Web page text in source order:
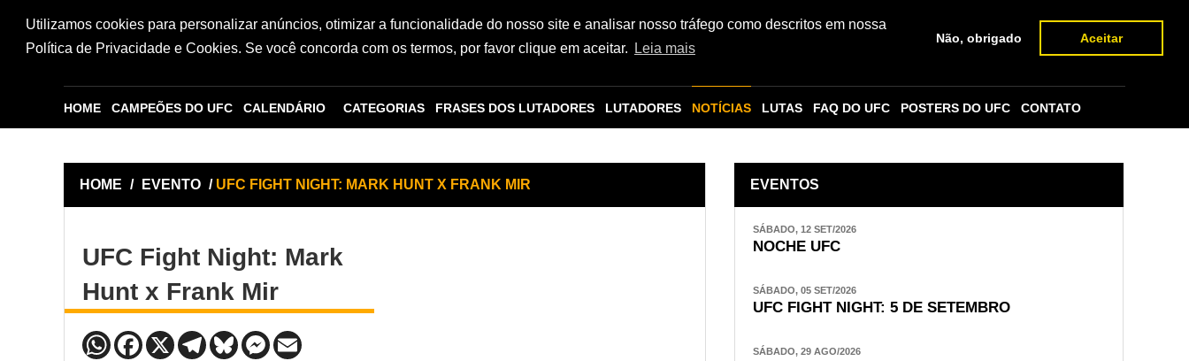
Utilizamos cookies para personalizar anúncios, otimizar a funcionalidade do nosso site e analisar nosso tráfego como descritos em nossa
Política de Privacidade e Cookies. Se você concorda com os termos, por favor clique em aceitar.
Leia mais
Não, obrigado Aceitar
HOME CAMPEÕES DO UFC CALENDÁRIO CATEGORIAS FRASES DOS LUTADORES LUTADORES NOTÍCIAS LUTAS FAQ DO UFC POSTERS DO UFC CONTATO
HOME / EVENTO / UFC FIGHT NIGHT: MARK HUNT X FRANK MIR
UFC Fight Night: Mark
Hunt x Frank Mir
EVENTOS
SÁBADO, 12 SET/2026
NOCHE UFC
SÁBADO, 05 SET/2026
UFC FIGHT NIGHT: 5 DE SETEMBRO
SÁBADO, 29 AGO/2026